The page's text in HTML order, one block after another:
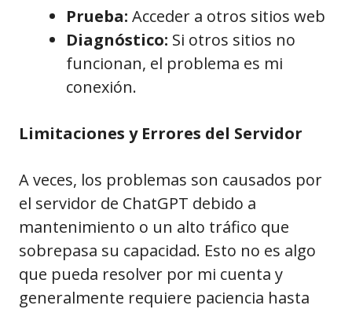
Prueba: Acceder a otros sitios web
Diagnóstico: Si otros sitios no
funcionan, el problema es mi
conexión.
Limitaciones y Errores del Servidor
A veces, los problemas son causados por
el servidor de ChatGPT debido a
mantenimiento o un alto tráfico que
sobrepasa su capacidad. Esto no es algo
que pueda resolver por mi cuenta y
generalmente requiere paciencia hasta